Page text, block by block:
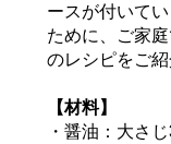
ースが付いて
ために、ご家
のレシピをご紹
【材料】
・醤油：大さじ